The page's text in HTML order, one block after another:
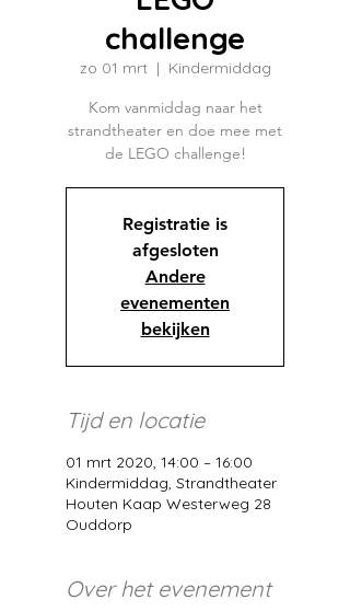
challenge
zo 01 mrt
  |
Kindermiddag
Kom vanmiddag naar het
strandtheater en doe mee met
de LEGO challenge!
Registratie is
afgesloten
Andere
evenementen
bekijken
Tijd en locatie
01 mrt 2020, 14:00 – 16:00
Kindermiddag, Strandtheater
Houten Kaap Westerweg 28
Ouddorp
Over het evenement